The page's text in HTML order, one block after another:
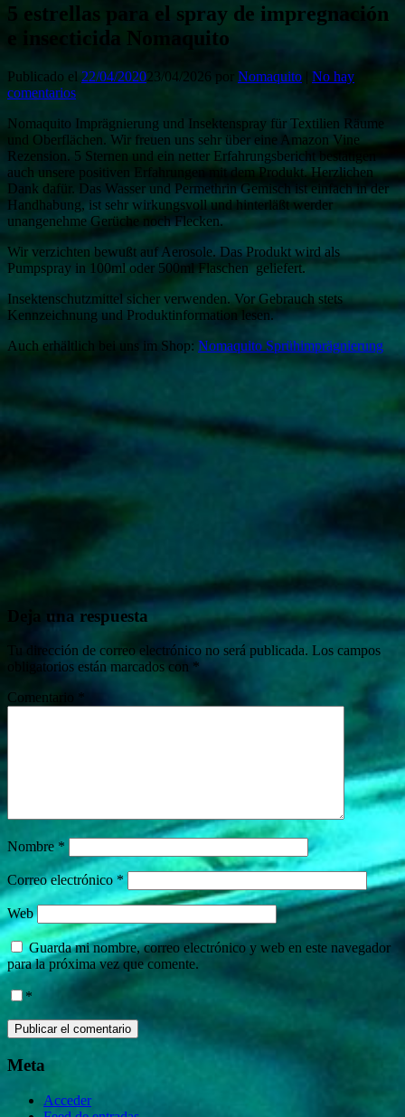
5 estrellas para el spray de impregnación
e insecticida Nomaquito
Publicado el 22/04/202023/04/2026 por Nomaquito
No hay
comentarios
Nomaquito Imprägnierung und Insektenspray für Textilien Räume
und Oberflächen. Wir freuen uns sehr über eine Amazon Vine
Rezension. 5 Sternen und ein netter Erfahrungsbericht bestätigen
auch unsere positiven Erfahrungen mit dem Produkt. Herzlichen
Dank dafür. Das Wasser und Permethrin Gemisch ist einfach in der
Handhabung, ist sehr wirkungsvoll und hinterläßt werder
unangenehme Gerüche noch Flecken.
Wir verzichten bewußt auf Aerosole. Das Produkt wird als
Pumpspray in 100ml oder 500ml Flaschen geliefert.
Insektenschutzmittel sicher verwenden. Vor Gebrauch stets
Kennzeichnung und Produktinformation lesen.
Auch erhältlich bei uns im Shop: Nomaquito Sprühimprägnierung
Deja una respuesta
Tu dirección de correo electrónico no será publicada. Los campos
obligatorios están marcados con *
Comentario *
Nombre *
Correo electrónico *
Web
Guarda mi nombre, correo electrónico y web en este navegador
para la próxima vez que comente.
*
Meta
Acceder